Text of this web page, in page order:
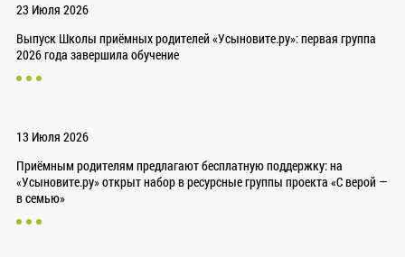
23 Июля 2026
Выпуск Школы приёмных родителей «Усыновите.ру»: первая группа
2026 года завершила обучение
13 Июля 2026
Приёмным родителям предлагают бесплатную поддержку: на
«Усыновите.ру» открыт набор в ресурсные группы проекта «С верой —
в семью»